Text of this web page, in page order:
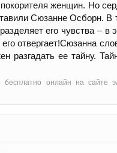
женщин. Но
Сюзанне Осборн. В
его чувства – в
отвергает!Сюзанна
разгадать ее тайну.
онлайн на сайте